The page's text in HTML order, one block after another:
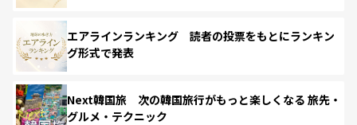
エアラインランキング 読者の投票をもとにランキン
グ形式で発表
Next韓国旅 次の韓国旅行がもっと楽しくなる 旅先・
グルメ・テクニック